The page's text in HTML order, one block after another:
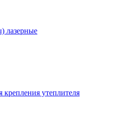
лазерные
утеплителя